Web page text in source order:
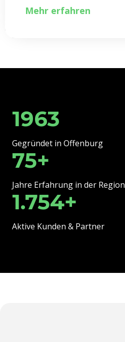
Mehr erfahren
1963
Gegründet in Offenburg
75+
Jahre Erfahrung in der Region
1.754+
Aktive Kunden & Partner